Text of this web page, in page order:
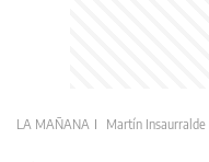
LA MAÑANA Martín Insaurralde